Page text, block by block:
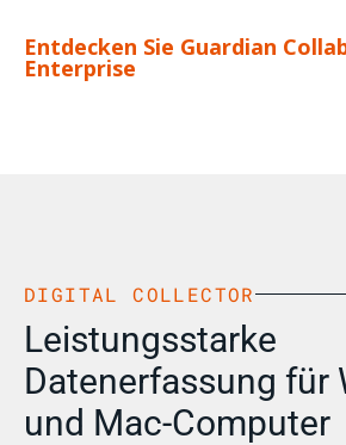
Entdecken Sie Guardian
Enterprise
DIGITAL COLLECTOR
Leistungsstarke
Datenerfassung für
und Mac-Computer